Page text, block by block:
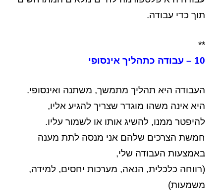
תוך כדי עבודה.
**
10 – עבודה כתהליך אינסופי
העבודה היא תהליך מתמשך, משתנה ואינסופי.
היא אינה משהו מוגדר שצריך להגיע אליו,
להיפטר ממנו, להשיג אותו או לשמור עליו.
חמשת הצרכים שלהם אני מנסה לתת מענה
באמצעות העבודה שלי,
(רווחה כלכלית, הנאה, מערכות יחסים, למידה,
משמעות)